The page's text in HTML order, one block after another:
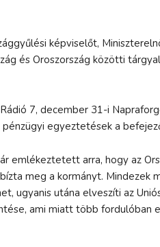
képviselőt,
és Oroszország közötti
7, december 31-i
egyeztetések a
emlékeztetett arra, hogy az
meg a kormányt. Mindezek
ugyanis utána elveszíti az
ami miatt több fordulóban